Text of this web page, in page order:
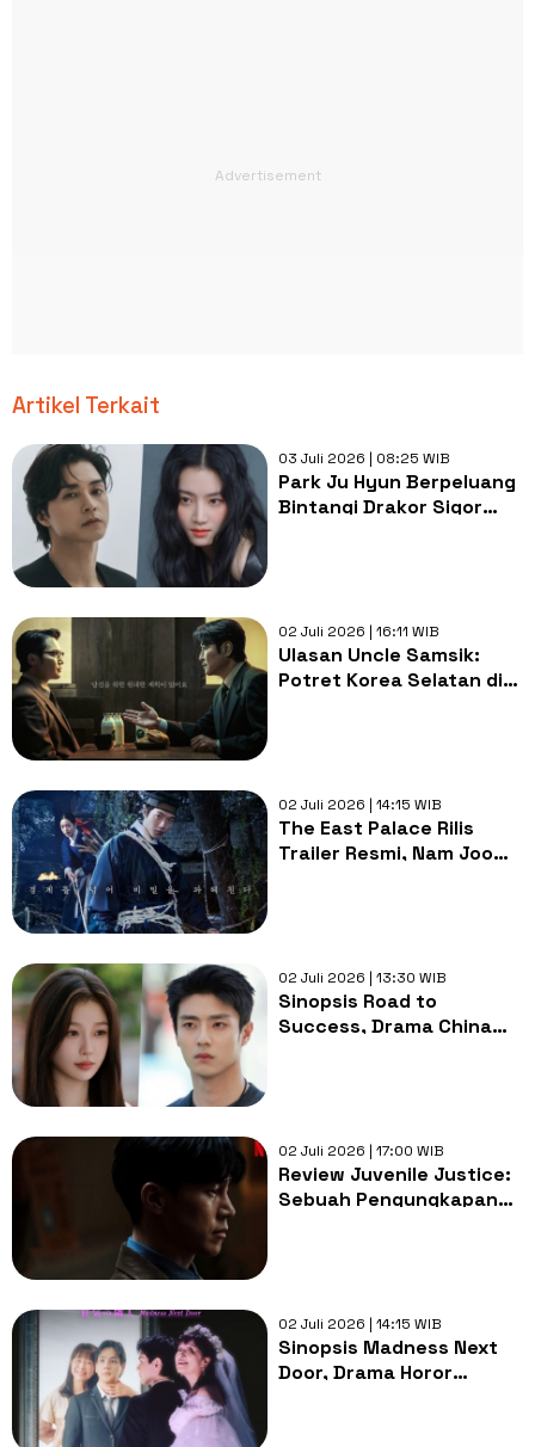
Artikel Terkait
03 Juli 2026 | 08:25 WIB
Park Ju Hyun Berpeluang
Bintangi Drakor Sigor
02 Juli 2026 | 16:11 WIB
Ulasan Uncle Samsik:
Potret Korea Selatan di
02 Juli 2026 | 14:15 WIB
The East Palace Rilis
Trailer Resmi, Nam Joo
02 Juli 2026 | 13:30 WIB
Sinopsis Road to
Success, Drama China
02 Juli 2026 | 17:00 WIB
Review Juvenile Justice:
Sebuah Pengungkapan
02 Juli 2026 | 14:15 WIB
Sinopsis Madness Next
Door, Drama Horor